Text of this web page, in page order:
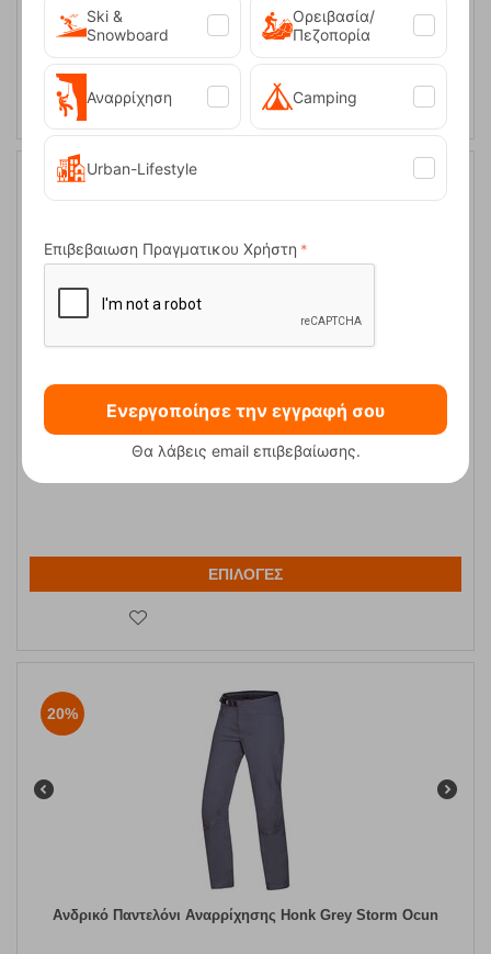
ΑΓΟΡΑ
20%
Ανδρική Μπλούζα Classic T Organic Anthracite Ebony Ocun
FRE-15210
€
ΕΠΙΛΟΓΕΣ
20%
Ανδρικό Παντελόνι Αναρρίχησης Honk Grey Storm Ocun
Ski &
Snowboard
Ορειβασία/
Πεζοπορία
Αναρρίχηση Camping
Urban-Lifestyle
Επιβεβαιωση Πραγματικου Χρήστη
Ενεργοποίησε την εγγραφή σου
Θα λάβεις email επιβεβαίωσης.